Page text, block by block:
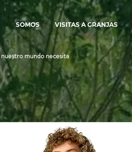
mundo necesita
SOMOS VISITAS A GRANJAS